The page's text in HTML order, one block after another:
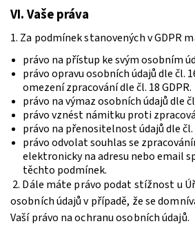
VI.Vaše práva
1. Za podmínek stanovených v GDPR
právo na přístup ke svým osobním
právo opravu osobních údajů dle čl.
omezení zpracování dle čl. 18 GDPR.
právo na výmaz osobních údajů dle
právo vznést námitku proti
právo na přenositelnost údajů dle čl.
právo odvolat souhlas se
elektronicky na adresu nebo email
těchto podmínek.
2. Dále máte právo podat stížnost u
osobních údajů v případě, že se
Vaší právo na ochranu osobních údajů.